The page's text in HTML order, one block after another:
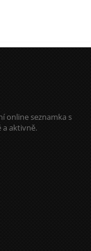
online seznamka s
a aktivně.